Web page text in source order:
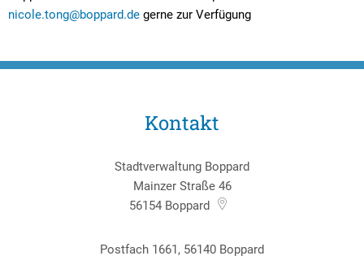
nicole.tong@boppard.de gerne zur Verfügung
Kontakt
Stadtverwaltung Boppard
Mainzer Straße 46
56154 Boppard
Postfach 1661, 56140 Boppard